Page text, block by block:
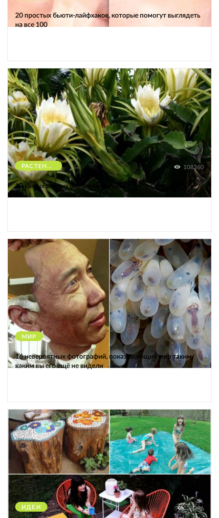
20 простых бьюти-лайфхаков, которые помогут выглядеть
на все 100
РАСТЕНИЯ 108360
10 самых редких растений Земли
МИР 12309
16 невероятных фотографий, показывающих мир таким,
каким вы его ещё не видели
ИДЕИ 38376